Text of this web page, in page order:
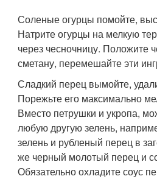
Соленые огурцы помойте,
Натрите огурцы на мелкую
через чесночницу. Положите
сметану, перемешайте эти
Сладкий перец вымойте,
Порежьте его максимально
Вместо петрушки и укропа,
любую другую зелень,
зелень и рубленый перец в
же черный молотый перец и
Обязательно охладите соус